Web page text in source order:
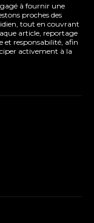
à fournir une
proches des
tout en couvrant
article, reportage
et responsabilité, afin
activement à la